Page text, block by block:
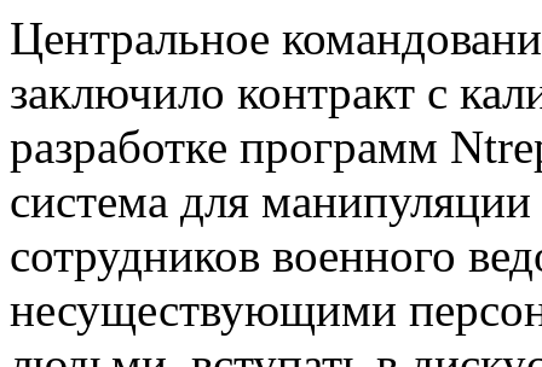
Центральное
заключило контракт с
разработке программ
система для
сотрудников военного
несуществующими